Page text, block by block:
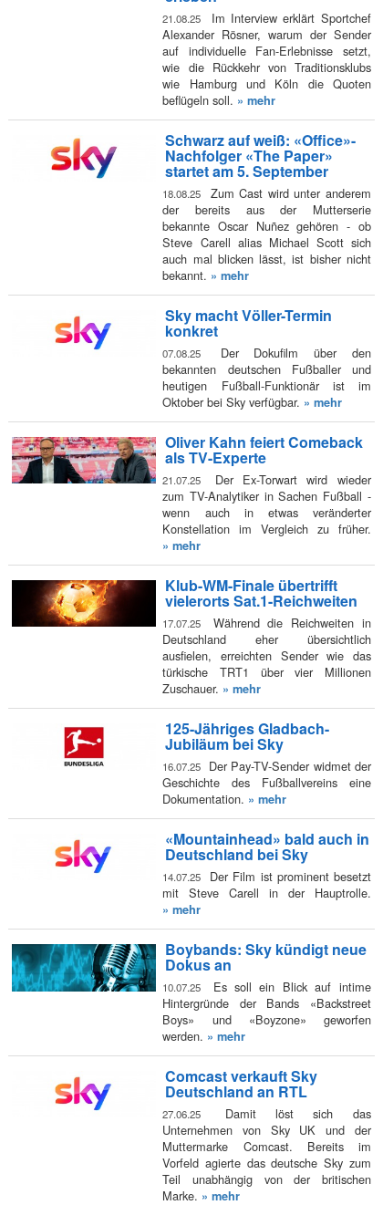
21.08.25
Im Interview erklärt Sportchef
Alexander Rösner, warum der Sender
auf individuelle Fan-Erlebnisse setzt,
wie die Rückkehr von Traditionsklubs
wie Hamburg und Köln die Quoten
beflügeln soll. » mehr
Schwarz auf weiß: «Office»-
Nachfolger «The Paper»
startet am 5. September
18.08.25
Zum Cast wird unter anderem
der bereits aus der Mutterserie
bekannte Oscar Nuñez gehören - ob
Steve Carell alias Michael Scott sich
auch mal blicken lässt, ist bisher nicht
bekannt. » mehr
Sky macht Völler-Termin
konkret
07.08.25
Der Dokufilm über den
bekannten deutschen Fußballer und
heutigen Fußball-Funktionär ist im
Oktober bei Sky verfügbar. » mehr
Oliver Kahn feiert Comeback
als TV-Experte
21.07.25
Der Ex-Torwart wird wieder
zum TV-Analytiker in Sachen Fußball -
wenn auch in etwas veränderter
Konstellation im Vergleich zu früher.
» mehr
Klub-WM-Finale übertrifft
vielerorts Sat.1-Reichweiten
17.07.25
Während die Reichweiten in
Deutschland eher übersichtlich
ausfielen, erreichten Sender wie das
türkische TRT1 über vier Millionen
Zuschauer. » mehr
125-Jähriges Gladbach-
Jubiläum bei Sky
16.07.25
Der Pay-TV-Sender widmet der
Geschichte des Fußballvereins eine
Dokumentation. » mehr
«Mountainhead» bald auch in
Deutschland bei Sky
14.07.25
Der Film ist prominent besetzt
mit Steve Carell in der Hauptrolle.
» mehr
Boybands: Sky kündigt neue
Dokus an
10.07.25
Es soll ein Blick auf intime
Hintergründe der Bands «Backstreet
Boys» und «Boyzone» geworfen
werden. » mehr
Comcast verkauft Sky
Deutschland an RTL
27.06.25
Damit löst sich das
Unternehmen von Sky UK und der
Muttermarke Comcast. Bereits im
Vorfeld agierte das deutsche Sky zum
Teil unabhängig von der britischen
Marke. » mehr